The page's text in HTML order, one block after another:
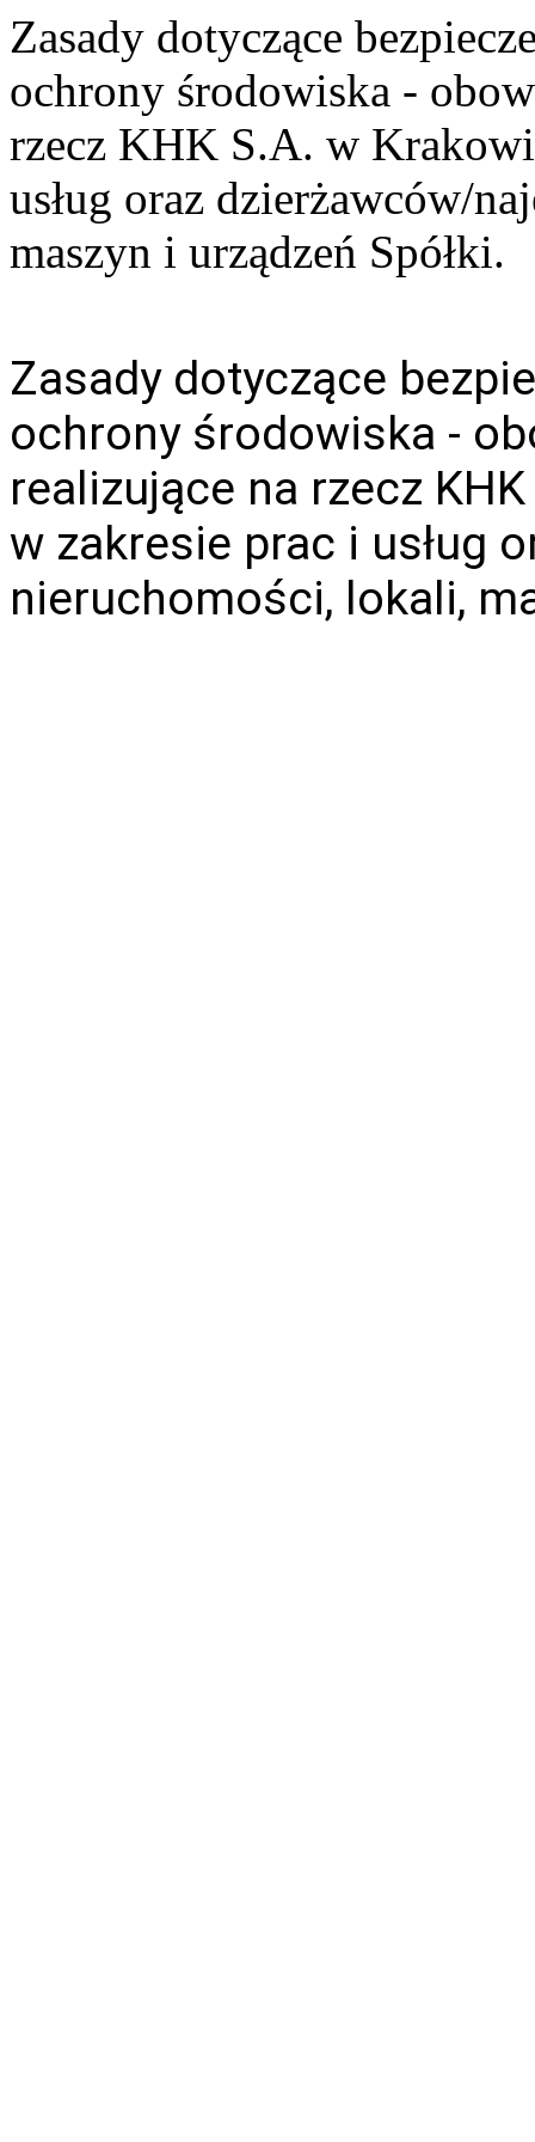
Zasady dotyczące
ochrony środowiska -
rzecz KHK S.A. w
usług oraz dzierżawców/
maszyn i urządzeń Spółki.
Zasady dotyczące
ochrony środowiska -
realizujące na rzecz
w zakresie prac i usług
nieruchomości, lokali,